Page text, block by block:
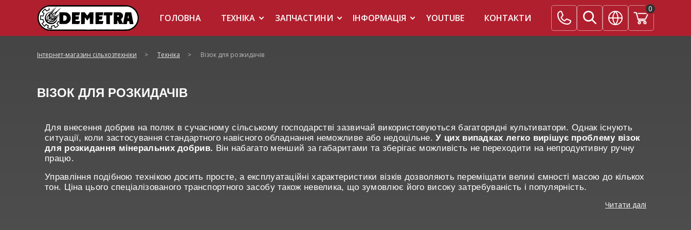
ГОЛОВНА ТЕХНІКА ЗАПЧАСТИНИ ІНФОРМАЦІЯ YOUTUBE КОНТАКТИ
0
Інтернет-магазин сільхозтехніки > Техніка > Візок для розкидачів
ВІЗОК ДЛЯ РОЗКИДАЧІВ
Для внесення добрив на полях в сучасному сільському господарстві зазвичай використовуються багаторядні культиватори. Однак існують
ситуації, коли застосування стандартного навісного обладнання неможливе або недоцільне.У цих випадках легко вирішує проблему візок
для розкидання мінеральних добрив. Він набагато менший за габаритами та зберігає можливість не переходити на непродуктивну ручну
працю.
Управління подібною технікою досить просте, а експлуатаційні характеристики візків дозволяють переміщати великі ємності масою до кількох
тон. Ціна цього спеціалізованого транспортного засобу також невелика, що зумовлює його високу затребуваність і популярність.
Читати далі